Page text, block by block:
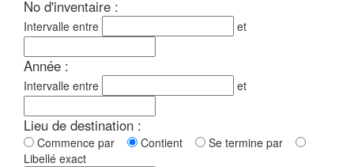
No d'inventaire :
Intervalle entre et
Année :
Intervalle entre et
Lieu de destination :
Commence par Contient
Se termine par
Libellé exact